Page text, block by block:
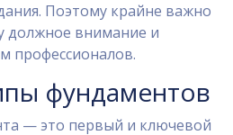
Поэтому крайне важно
должное внимание и
профессионалов.
фундаментов
— это первый и ключевой